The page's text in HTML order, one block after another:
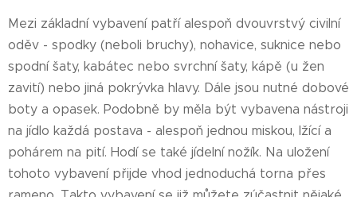
Mezi základní vybavení patří alespoň dvouvrstvý civilní
oděv - spodky (neboli bruchy), nohavice, suknice nebo
spodní šaty, kabátec nebo svrchní šaty, kápě (u žen
zavití) nebo jiná pokrývka hlavy. Dále jsou nutné dobové
boty a opasek. Podobně by měla být vybavena nástroji
na jídlo každá postava - alespoň jednou miskou, lžící a
pohárem na pití. Hodí se také jídelní nožík. Na uložení
tohoto vybavení přijde vhod jednoduchá torna přes